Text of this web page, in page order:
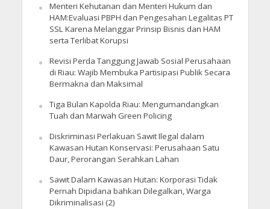
Menteri Kehutanan dan Menteri Hukum dan
HAM:Evaluasi PBPH dan Pengesahan Legalitas PT
SSL Karena Melanggar Prinsip Bisnis dan HAM
serta Terlibat Korupsi
Revisi Perda Tanggung Jawab Sosial Perusahaan
di Riau: Wajib Membuka Partisipasi Publik Secara
Bermakna dan Maksimal
Tiga Bulan Kapolda Riau: Mengumandangkan
Tuah dan Marwah Green Policing
Diskriminasi Perlakuan Sawit Ilegal dalam
Kawasan Hutan Konservasi: Perusahaan Satu
Daur, Perorangan Serahkan Lahan
Sawit Dalam Kawasan Hutan: Korporasi Tidak
Pernah Dipidana bahkan Dilegalkan, Warga
Dikriminalisasi (2)